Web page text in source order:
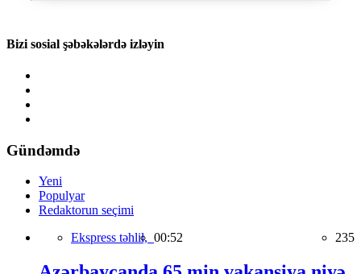
Bizi sosial şəbəkələrdə izləyin
Gündəmdə
Yeni
Populyar
Redaktorun seçimi
Ekspress təhlil, 00:52 235